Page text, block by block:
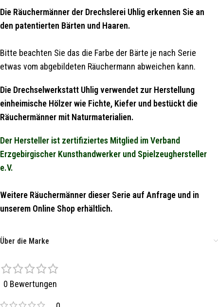
Die Räuchermänner der Drechslerei Uhlig erkennen Sie an
den patentierten Bärten und Haaren.
Bitte beachten Sie das die Farbe der Bärte je nach Serie
etwas vom abgebildeten Räuchermann abweichen kann.
Die Drechselwerkstatt Uhlig verwendet zur Herstellung
einheimische Hölzer wie Fichte, Kiefer und bestückt die
Räuchermänner mit Naturmaterialien.
Der Hersteller ist zertifiziertes Mitglied im Verband
Erzgebirgischer Kunsthandwerker und Spielzeughersteller
e.V.
Weitere Räuchermänner dieser Serie auf Anfrage und in
unserem Online Shop erhältlich.
Über die Marke
0 Bewertungen